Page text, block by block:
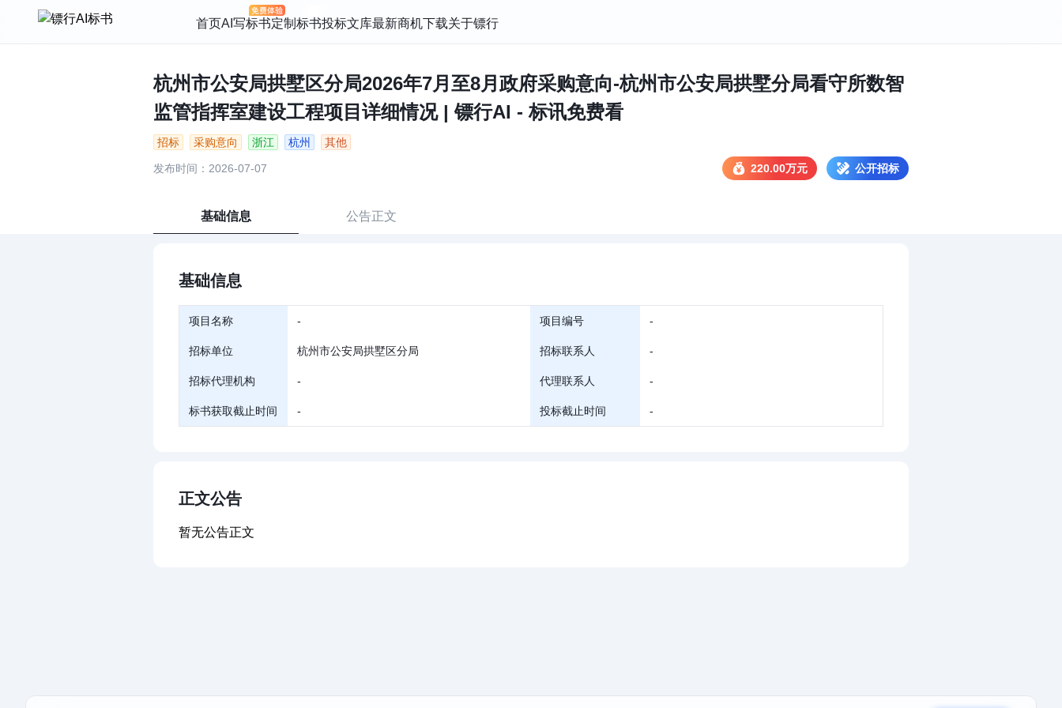
首页AI写标书定制标书投标文库最新商机下载关于镖行
杭州市公安局拱墅区分局2026年7月至8月政府采购意向-杭州市公安局拱墅分局看守所数智
监管指挥室建设工程项目详细情况 | 镖行AI - 标讯免费看
招标 采购意向 浙江 杭州 其他
发布时间：2026-07-07 220.00万元 公开招标
基础信息 公告正文
基础信息
项目名称 - 项目编号 -
招标单位 杭州市公安局拱墅区分局 招标联系人 -
招标代理机构 - 代理联系人 -
标书获取截止时间 - 投标截止时间 -
正文公告
暂无公告正文